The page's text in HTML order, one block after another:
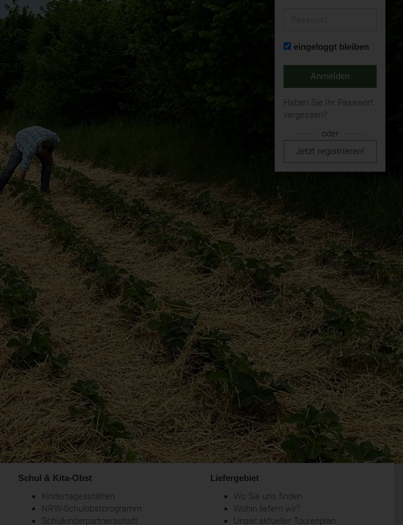
eingeloggt bleiben
Anmelden
Haben Sie Ihr Passwort
vergessen?
oder
Jetzt registrieren!
Schul & Kita-Obst
Kindertagesstätten
NRW-Schulobstprogramm
Schulkinderpartnerschaft
Liefergebiet
Wo Sie uns finden
Wohin liefern wir?
Unser aktueller Tourenplan